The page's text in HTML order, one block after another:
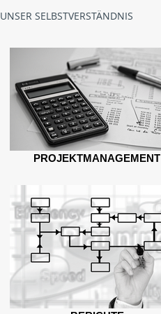
UNSER SELBSTVERSTÄNDNIS
PROJEKTMANAGEMENT